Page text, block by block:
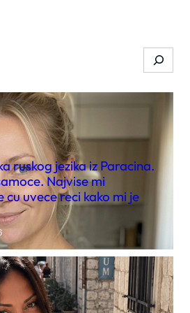
Search
ruskog jezika iz Paracina.
Najvise mi
cu uvece reci kako mi je